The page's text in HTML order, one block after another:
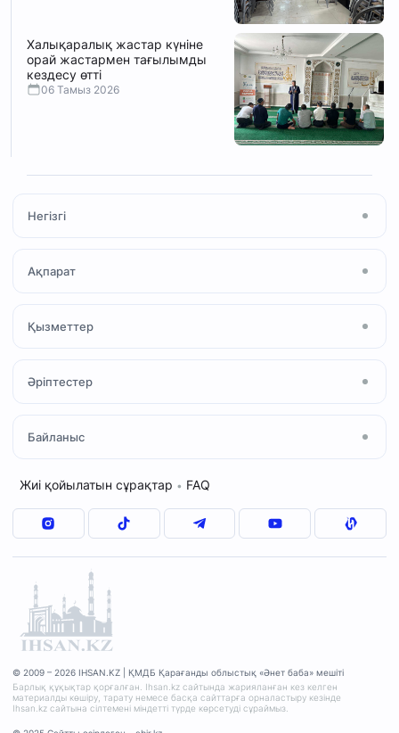
Халықаралық жастар күніне
орай жастармен тағылымды
кездесу өтті
06 Тамыз 2026
Негізгі
Мақала
Ihsan Media
Ақпарат
Намаз
Ислам қабылдау
Дәрістер кестесі
Қызметтер
«Зекет» қоры
Сұрақ–жауап
Әріптестер
«QMDB HALAL»
«Зекет» қоры
«Уақып» қоры
Байланыс
+7(7212)77-17-47
Жиі қойылатын сұрақтар • FAQ
© 2009 – 2026 IHSAN.KZ | ҚМДБ Қарағанды облыстық «Әнет баба» мешіті
Барлық құқықтар қорғалған. Ihsan.kz сайтында жарияланған кез келген
материалды көшіру, тарату немесе басқа сайттарға орналастыру кезінде
Ihsan.kz сайтына сілтемені міндетті түрде көрсетуді сұраймыз.